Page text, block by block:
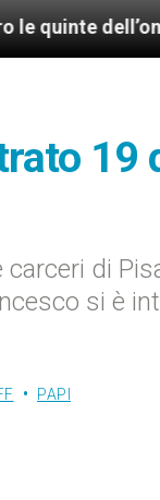
di
si è
PAPI